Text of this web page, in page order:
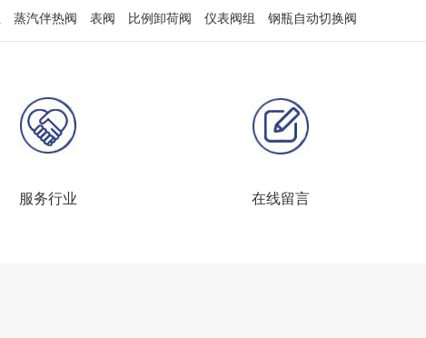
蒸汽伴热阀 表阀 比例卸荷阀 仪表阀组 钢瓶自动切换阀
服务行业 在线留言